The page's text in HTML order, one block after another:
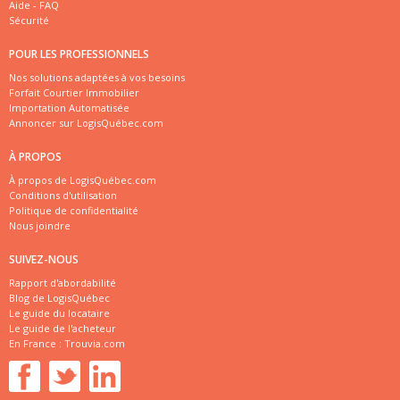
Aide - FAQ
Sécurité
POUR LES PROFESSIONNELS
Nos solutions adaptées à vos besoins
Forfait Courtier Immobilier
Importation Automatisée
Annoncer sur LogisQuébec.com
À PROPOS
À propos de LogisQuébec.com
Conditions d'utilisation
Politique de confidentialité
Nous joindre
SUIVEZ-NOUS
Rapport d'abordabilité
Blog de LogisQuébec
Le guide du locataire
Le guide de l'acheteur
En France : Trouvia.com